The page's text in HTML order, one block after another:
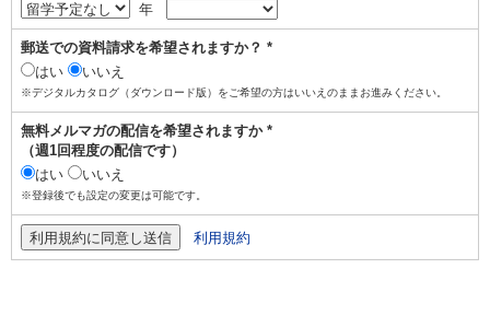
年
郵送での資料請求を希望されますか？ *
はい
いいえ
※デジタルカタログ（ダウンロード版）をご希望の方はいいえのままお進みください。
無料メルマガの配信を希望されますか *
（週1回程度の配信です）
はい
いいえ
※登録後でも設定の変更は可能です。
利用規約